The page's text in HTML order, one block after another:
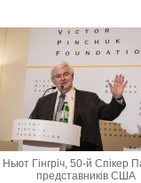
Ньют Гінгріч, 50-й Спікер
представників США